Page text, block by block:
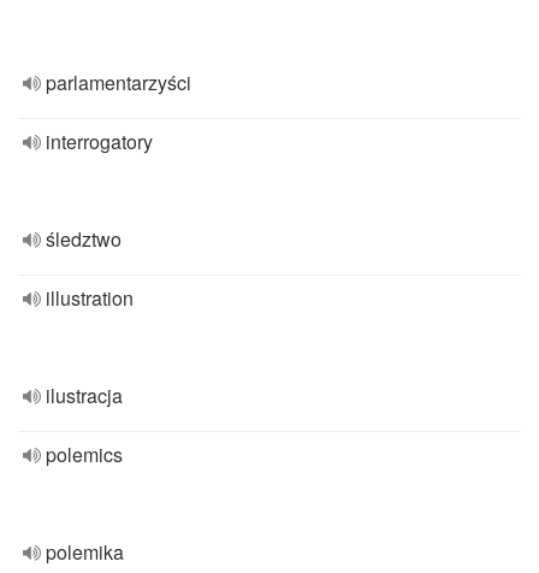
parlamentarzyści
interrogatory
śledztwo
illustration
ilustracja
polemics
polemika